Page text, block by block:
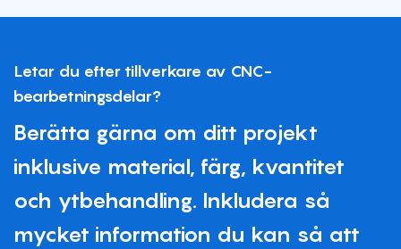
Letar du efter tillverkare av CNC-
bearbetningsdelar?
Berätta gärna om ditt projekt
inklusive material, färg, kvantitet
och ytbehandling. Inkludera så
mycket information du kan så att